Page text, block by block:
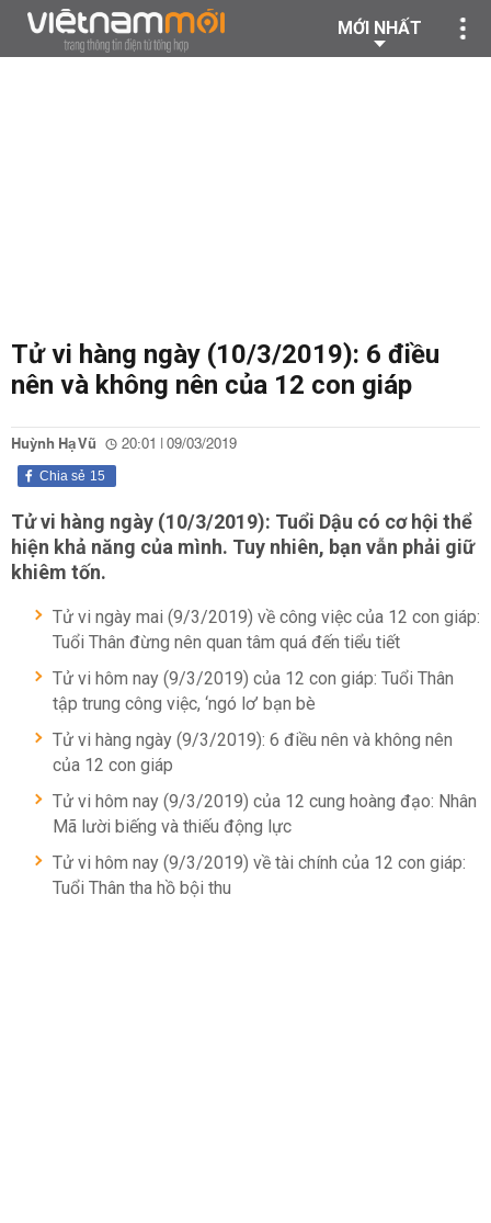
MỚI NHẤT
Tử vi hàng ngày (10/3/2019): 6 điều
nên và không nên của 12 con giáp
Huỳnh Hạ Vũ 20:01 | 09/03/2019
15
Chia sẻ
Tử vi hàng ngày (10/3/2019): Tuổi Dậu có cơ hội thể
hiện khả năng của mình. Tuy nhiên, bạn vẫn phải giữ
khiêm tốn.
Tử vi ngày mai (9/3/2019) về công việc của 12 con giáp:
Tuổi Thân đừng nên quan tâm quá đến tiểu tiết
Tử vi hôm nay (9/3/2019) của 12 con giáp: Tuổi Thân
tập trung công việc, ‘ngó lơ’ bạn bè
Tử vi hàng ngày (9/3/2019): 6 điều nên và không nên
của 12 con giáp
Tử vi hôm nay (9/3/2019) của 12 cung hoàng đạo: Nhân
Mã lười biếng và thiếu động lực
Tử vi hôm nay (9/3/2019) về tài chính của 12 con giáp:
Tuổi Thân tha hồ bội thu